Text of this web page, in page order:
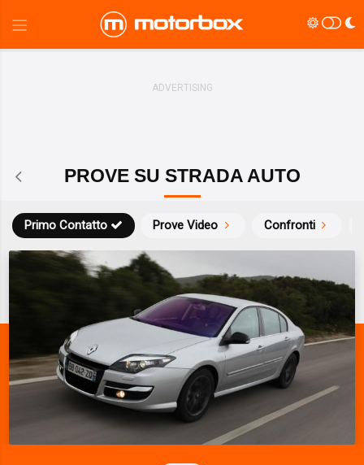
PROVE SU STRADA AUTO
Prove Video Confronti
Primo Contatto